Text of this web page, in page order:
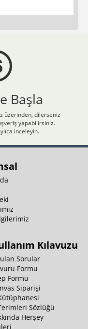
Başla
üzerinden, dilerseniz
yapabilirsiniz.
inceleyin.
Kılavuzu
Sorular
Formu
Formu
Siparişi
Sözlüğü
Herşey